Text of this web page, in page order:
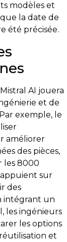
modèles et
la date de
été précisée.
AI jouera
et de
exemple, le
améliorer
des pièces,
les 8000
sur
des
intégrant un
les ingénieurs
les options
et